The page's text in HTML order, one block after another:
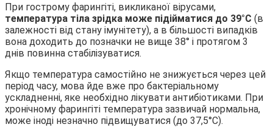
При гострому фарингіті, викликаної вірусами,
температура тіла зрідка може підійматися до 39°С (в
залежності від стану імунітету), а в більшості випадків
вона доходить до позначки не вище 38° і протягом 3
днів повинна стабілізуватися.
Якщо температура самостійно не знижується через цей
період часу, мова йде вже про бактеріальному
ускладненні, яке необхідно лікувати антибіотиками. При
хронічному фарингіті температура зазвичай нормальна,
може іноді незначно підвищуватися (до 37,5°С).